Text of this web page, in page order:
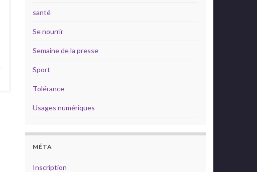
santé
Se nourrir
Semaine de la presse
Sport
Tolérance
Usages numériques
MÉTA
Inscription